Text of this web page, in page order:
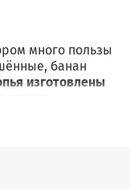
много пользы
банан
изготовлены
полях